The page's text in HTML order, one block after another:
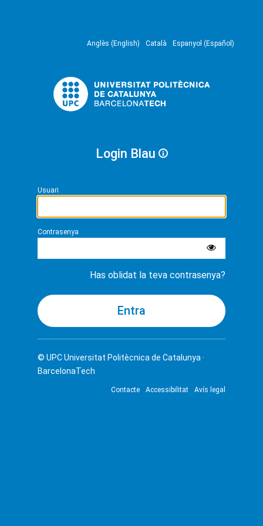
Anglès (English) Català Espanyol (Español)
Login Blau
Usuari
Contrasenya
Has oblidat la teva contrasenya?
© UPCUniversitat Politècnica de Catalunya ·
BarcelonaTech
Contacte Accessibilitat Avís legal